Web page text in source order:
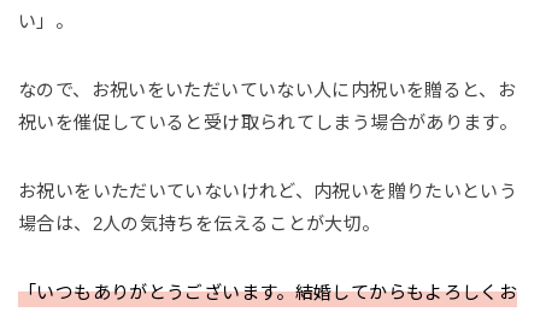
い」。
なので、お祝いをいただいていない人に内祝いを贈ると、お
祝いを催促していると受け取られてしまう場合があります。
お祝いをいただいていないけれど、内祝いを贈りたいという
場合は、2人の気持ちを伝えることが大切。
「いつもありがとうございます。結婚してからもよろしくお